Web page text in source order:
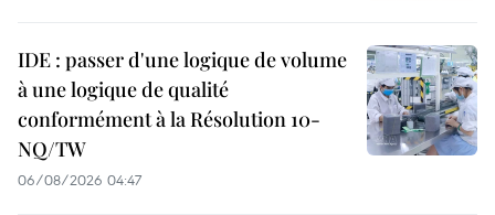
IDE : passer d'une logique de volume
à une logique de qualité
conformément à la Résolution 10-
NQ/TW
06/08/2026 04:47